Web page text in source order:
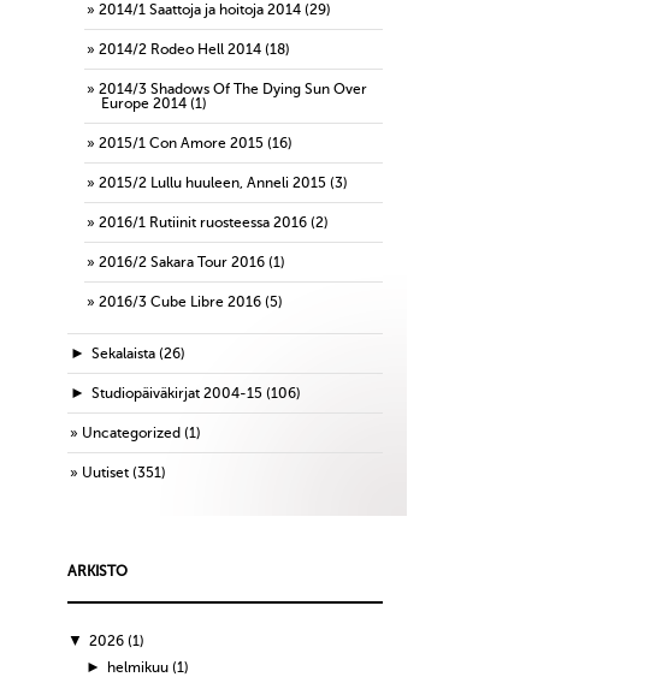
2014/1 Saattoja ja hoitoja 2014 (29)
2014/2 Rodeo Hell 2014 (18)
2014/3 Shadows Of The Dying Sun Over
Europe 2014 (1)
2015/1 Con Amore 2015 (16)
2015/2 Lullu huuleen, Anneli 2015 (3)
2016/1 Rutiinit ruosteessa 2016 (2)
2016/2 Sakara Tour 2016 (1)
2016/3 Cube Libre 2016 (5)
► Sekalaista (26)
► Studiopäiväkirjat 2004-15 (106)
Uncategorized (1)
Uutiset (351)
ARKISTO
▼ 2026 (1)
► helmikuu (1)